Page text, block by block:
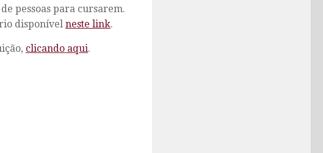
pessoas para cursarem.
disponível neste link.
clicando aqui.